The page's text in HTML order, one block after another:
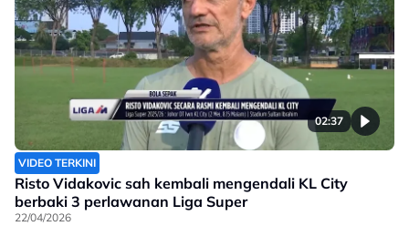
02:37
VIDEO TERKINI
Risto Vidakovic sah kembali mengendali KL City
berbaki 3 perlawanan Liga Super
22/04/2026